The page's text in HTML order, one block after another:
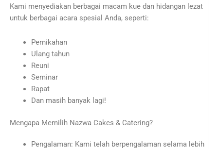
Kami menyediakan berbagai macam kue dan hidangan lezat
untuk berbagai acara spesial Anda, seperti:
Pernikahan
Ulang tahun
Reuni
Seminar
Rapat
Dan masih banyak lagi!
Mengapa Memilih Nazwa Cakes & Catering?
Pengalaman: Kami telah berpengalaman selama lebih